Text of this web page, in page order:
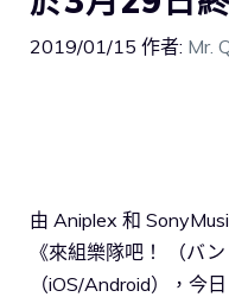
2019/01/15 作者: Mr.
由 Aniplex 和
《來組樂隊吧！ （バ
（iOS/Android），今